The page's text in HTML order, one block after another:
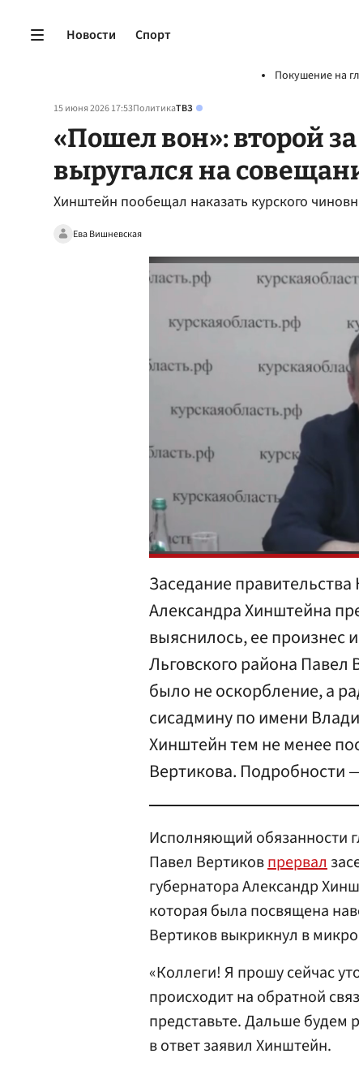
Новости Спорт
Покушение на
15 июня 2026 17:53ПолитикаТВЗ
«Пошел вон»: второй
выругался на
Хинштейн пообещал наказать курского
Ева Вишневская
Заседание
Александра Хинштейна
выяснилось, ее произнес
Льговского района Павел
было не оскорбление, а
сисадмину по имени
Хинштейн тем не менее
Вертикова. Подробности
Исполняющий обязанности
Павел Вертиковпрервал
губернатора Александр
которая была посвящена
Вертиков выкрикнул в
«Коллеги! Я прошу сейчас
происходит на обратной
представьте. Дальше будем
в ответ заявил Хинштейн.